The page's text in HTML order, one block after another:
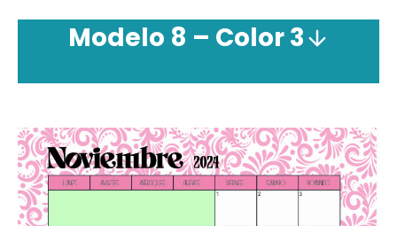
Modelo 8 – Color 3